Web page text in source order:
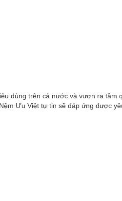
dùng trên cả nước và vươn ra tầm
Ưu Việt tự tin sẽ đáp ứng được